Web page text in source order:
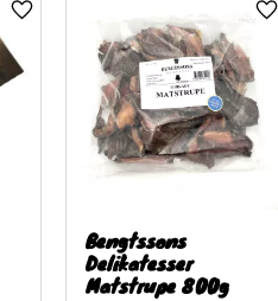
Lägg till i favoriter
Bengtssons
Delikatesser
Matstrupe 800g